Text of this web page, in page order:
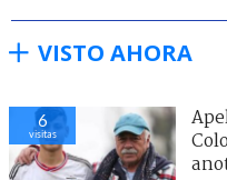
VISTO AHORA
6
visitas